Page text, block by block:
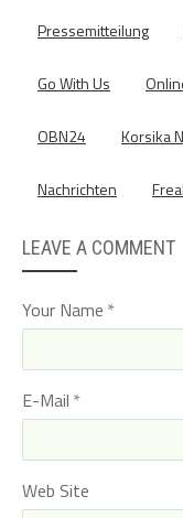
Pressemitteilung
Go With Us
OBN24 Korsika
Nachrichten
LEAVE A COMMENT
Your Name
E-Mail
Web Site